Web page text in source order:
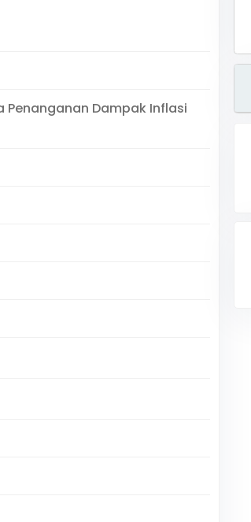
Dampak Inflasi